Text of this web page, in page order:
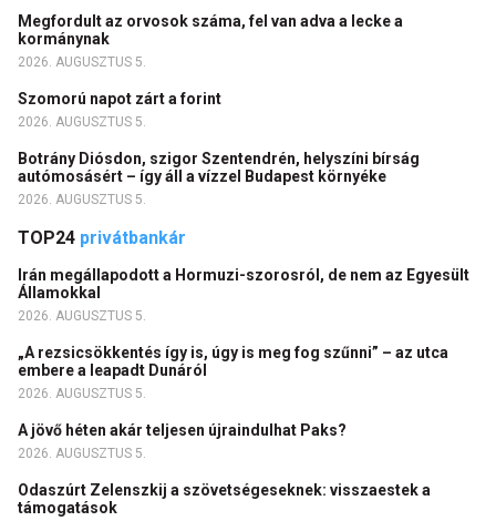
Megfordult az orvosok száma, fel van adva a lecke a
kormánynak
2026. AUGUSZTUS 5.
Szomorú napot zárt a forint
2026. AUGUSZTUS 5.
Botrány Diósdon, szigor Szentendrén, helyszíni bírság
autómosásért – így áll a vízzel Budapest környéke
2026. AUGUSZTUS 5.
TOP24 privátbankár
Irán megállapodott a Hormuzi-szorosról, de nem az Egyesült
Államokkal
2026. AUGUSZTUS 5.
„A rezsicsökkentés így is, úgy is meg fog szűnni” – az utca
embere a leapadt Dunáról
2026. AUGUSZTUS 5.
A jövő héten akár teljesen újraindulhat Paks?
2026. AUGUSZTUS 5.
Odaszúrt Zelenszkij a szövetségeseknek: visszaestek a
támogatások